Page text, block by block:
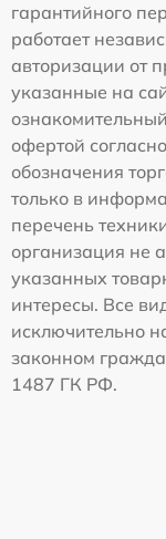
гарантийного
работает
авторизации от
указанные на
офертой
обозначения
только в
перечень
организация не
указанных
интересы. Все
исключительно
законном
1487 ГК РФ.